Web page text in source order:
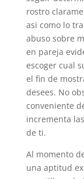
rostro
asi­ como lo
abuso sobre
en pareja
escoger cual
el fin de
desees. No
conveniente
incrementa
de ti.
Al momento
una aptitud